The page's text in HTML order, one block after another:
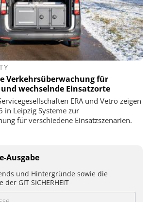
Verkehrsüberwachung für
wechselnde Einsatzorte
ERA und Vetro zeigen
in Leipzig Systeme zur
für verschiedene Einsatzszenarien.
Ausgabe
und Hintergründe sowie die
GIT SICHERHEIT